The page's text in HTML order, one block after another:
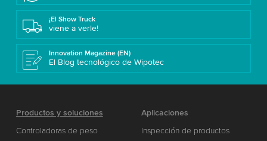
¡El Show Truck
viene a verle!
Innovation Magazine (EN)
El Blog tecnológico de Wipotec
Productos y soluciones
Controladoras de peso
Aplicaciones
Inspección de productos